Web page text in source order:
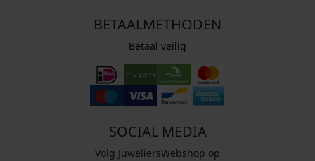
BETAALMETHODEN
Betaal veilig
SOCIAL MEDIA
Volg JuweliersWebshop op